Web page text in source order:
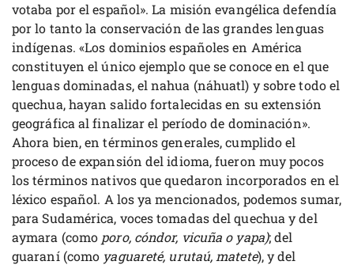
votaba por el español». La misión evangélica defendía
por lo tanto la conservación de las grandes lenguas
indígenas. «Los dominios españoles en América
constituyen el único ejemplo que se conoce en el que
lenguas dominadas, el nahua (náhuatl) y sobre todo el
quechua, hayan salido fortalecidas en su extensión
geográfica al finalizar el período de dominación».
Ahora bien, en términos generales, cumplido el
proceso de expansión del idioma, fueron muy pocos
los términos nativos que quedaron incorporados en el
léxico español. A los ya mencionados, podemos sumar,
para Sudamérica, voces tomadas del quechua y del
aymara (como poro, cóndor, vicuña o yapa); del
guaraní (como yaguareté, urutaú, matete), y del